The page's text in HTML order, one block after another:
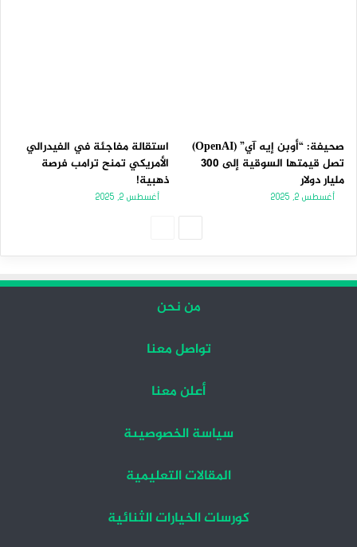
صحيفة: “أوبن إيه آي” (OpenAI)
تصل قيمتها السوقية إلى 300
مليار دولار
أغسطس 2, 2025
استقالة مفاجئة في الفيدرالي
الأمريكي تمنح ترامب فرصة
ذهبية!
أغسطس 2, 2025
من نحن
تواصل معنا
أعلن معنا
سياسة الخصوصيىة
المقالات التعليمية
كورسات الخيارات الثنائية